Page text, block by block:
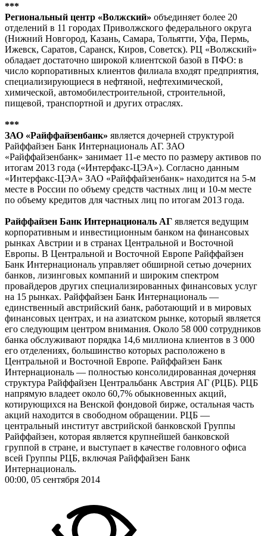
***
Региональный центр «Волжский» объединяет более 20
отделений в 11 городах Приволжского федерального округа
(Нижний Новгород, Казань, Самара, Тольятти, Уфа, Пермь,
Ижевск, Саратов, Саранск, Киров, Советск). РЦ «Волжский»
обладает достаточно широкой клиентской базой в ПФО: в
число корпоративных клиентов филиала входят предприятия,
специализирующиеся в нефтяной, нефтехимической,
химической, автомобилестроительной, строительной,
пищевой, транспортной и других отраслях.
***
ЗАО «Райффайзенбанк» является дочерней структурой
Райффайзен Банк Интернациональ АГ. ЗАО
«Райффайзенбанк» занимает 11-е место по размеру активов по
итогам 2013 года («Интерфакс-ЦЭА»). Согласно данным
«Интерфакс-ЦЭА» ЗАО «Райффайзенбанк» находится на 5-м
месте в России по объему средств частных лиц и 10-м месте
по объему кредитов для частных лиц по итогам 2013 года.
Райффайзен Банк Интернациональ АГ является ведущим
корпоративным и инвестиционным банком на финансовых
рынках Австрии и в странах Центральной и Восточной
Европы. В Центральной и Восточной Европе Райффайзен
Банк Интернациональ управляет обширной сетью дочерних
банков, лизинговых компаний и широким спектром
провайдеров других специализированных финансовых услуг
на 15 рынках. Райффайзен Банк Интернациональ —
единственный австрийский банк, работающий и в мировых
финансовых центрах, и на азиатском рынке, который является
его следующим центром внимания. Около 58 000 сотрудников
банка обслуживают порядка 14,6 миллиона клиентов в 3 000
его отделениях, большинство которых расположено в
Центральной и Восточной Европе. Райффайзен Банк
Интернациональ — полностью консолидированная дочерняя
структура Райффайзен Центральбанк Австрия АГ (РЦБ). РЦБ
напрямую владеет около 60,7% обыкновенных акций,
котирующихся на Венской фондовой бирже, остальная часть
акций находится в свободном обращении. РЦБ —
центральный институт австрийской банковской Группы
Райффайзен, которая является крупнейшей банковской
группой в стране, и выступает в качестве головного офиса
всей Группы РЦБ, включая Райффайзен Банк
Интернациональ.
00:00, 05 сентября 2014